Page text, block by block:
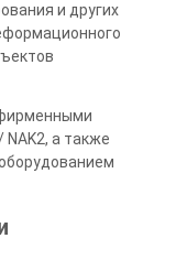
и других
а также